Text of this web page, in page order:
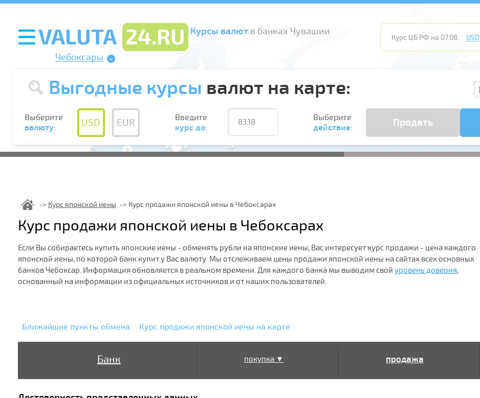
Курсы валютв банках Чувашии
Чебоксары
Курс ЦБ РФ на 07.08: USD
Выгодные курсы валют на карте:
Выберите
валюту: USD EUR
Введите
курс до:
Выберите
действие: Продать
Курс японской иены Курс продажи японской иены в Чебоксарах
Курс продажи японской иены в Чебоксарах
Если Вы собираетесь купить японские иены - обменять рубли на японские иены, Вас интересует курс продажи - цена каждого
японской иены, по которой банк купит у Вас валюту. Мы отслеживаем цены продажи японской иены на сайтах всех основных
банков Чебоксар. Информация обновляется в реальном времени. Для каждого банка мы выводим свой уровень доверия,
основанный на информации из официальных источников и от наших пользователей.
Ближайшие пункты обмена Курс продажи японской иены на карте
Банк покупка ▼ продажа